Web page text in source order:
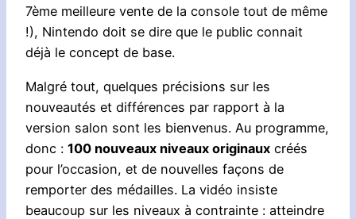
7ème meilleure vente de la console tout de même
!), Nintendo doit se dire que le public connait
déjà le concept de base.
Malgré tout, quelques précisions sur les
nouveautés et différences par rapport à la
version salon sont les bienvenus. Au programme,
donc : 100 nouveaux niveaux originaux créés
pour l’occasion, et de nouvelles façons de
remporter des médailles. La vidéo insiste
beaucoup sur les niveaux à contrainte : atteindre